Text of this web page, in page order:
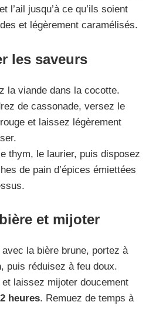
l’ail jusqu’à ce qu’ils soient
et légèrement caramélisés.
les saveurs
la viande dans la cocotte.
de cassonade, versez le
et laissez légèrement
thym, le laurier, puis disposez
de pain d’épices émiettées
et mijoter
la bière brune, portez à
puis réduisez à feu doux.
et laissez mijoter doucement
2 heures. Remuez de temps à